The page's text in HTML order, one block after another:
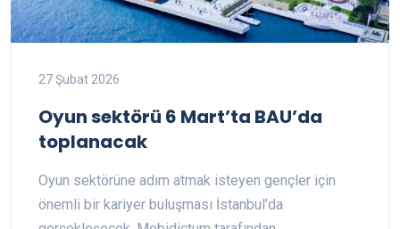
27 Şubat 2026
Oyun sektörü 6 Mart’ta BAU’da
toplanacak
Oyun sektörüne adım atmak isteyen gençler için
önemli bir kariyer buluşması İstanbul’da